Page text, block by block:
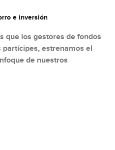
e inversión
que los gestores de fondos
estrenamos el
de nuestros